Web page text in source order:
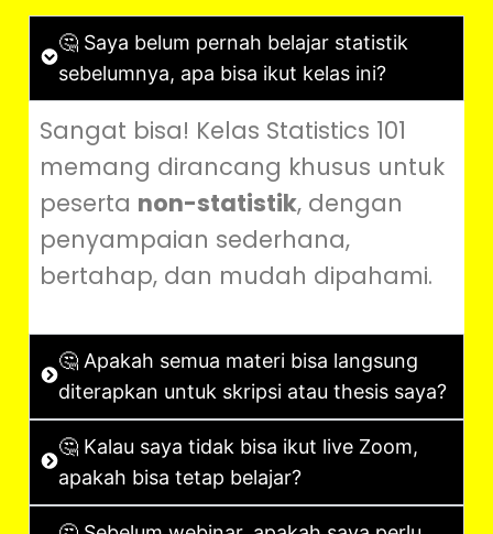
🤔 Saya belum pernah belajar statistik
sebelumnya, apa bisa ikut kelas ini?
Sangat bisa! Kelas Statistics 101
memang dirancang khusus untuk
peserta non-statistik, dengan
penyampaian sederhana,
bertahap, dan mudah dipahami.
🤔 Apakah semua materi bisa langsung
diterapkan untuk skripsi atau thesis saya?
🤔 Kalau saya tidak bisa ikut live Zoom,
apakah bisa tetap belajar?